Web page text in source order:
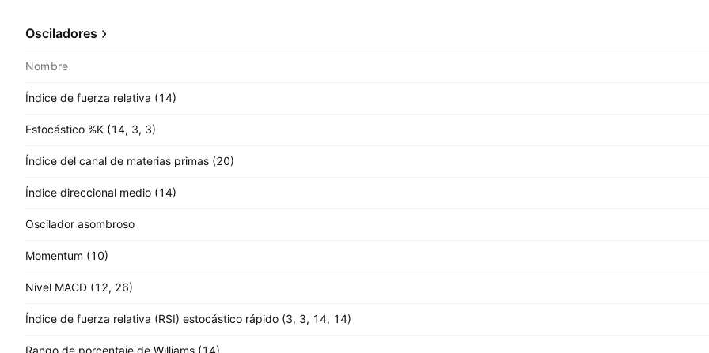
Osciladores
Nombre
Índice de fuerza relativa (14)
Estocástico %K (14, 3, 3)
Índice del canal de materias primas (20)
Índice direccional medio (14)
Oscilador asombroso
Momentum (10)
Nivel MACD (12, 26)
Índice de fuerza relativa (RSI) estocástico rápido (3, 3, 14, 14)
Rango de porcentaje de Williams (14)